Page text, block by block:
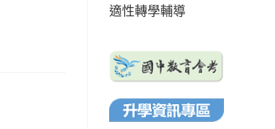
適性轉學輔導